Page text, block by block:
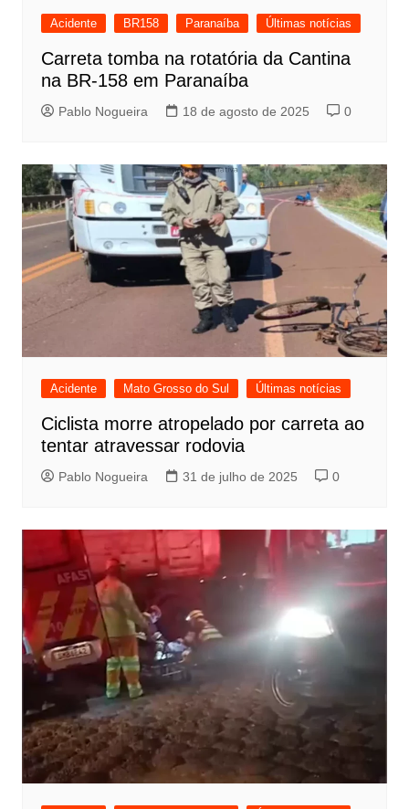
Acidente BR158 Paranaíba Últimas notícias
Carreta tomba na rotatória da Cantina
na BR-158 em Paranaíba
Pablo Nogueira 18 de agosto de 2025 0
Acidente Mato Grosso do Sul Últimas notícias
Ciclista morre atropelado por carreta ao
tentar atravessar rodovia
Pablo Nogueira 31 de julho de 2025 0